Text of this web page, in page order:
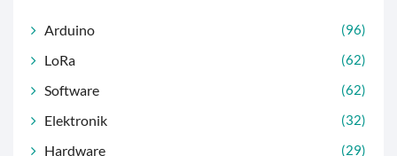
Arduino (96)
LoRa (62)
Software (62)
Elektronik (32)
Hardware (29)